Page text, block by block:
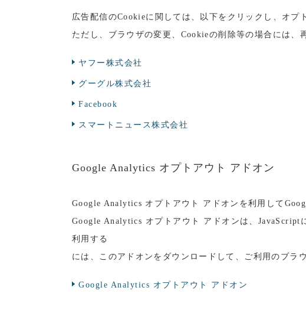
広告配信のCookieに関しては、以下をクリックし、オプ
ただし、ブラウザの変更、Cookieの削除等の場合には、
ヤフー株式会社
グーグル株式会社
Facebook
スマートニュース株式会社
Google Analytics オプトアウト アドオン
Google Analytics オプトアウト アドオンを利用して
Google Analytics オプトアウト アドオンは、JavaScript
利用する
には、このアドオンをダウンロードして、ご利用のブラ
Google Analytics オプトアウト アドオン